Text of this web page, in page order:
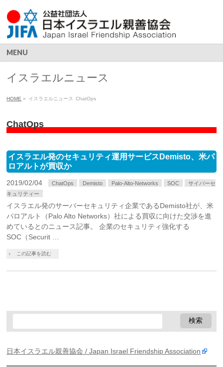
MENU
イスラエルニュース
HOME » イスラエルニュース ChatOps
ChatOps
イスラエル発のセキュリティ運用サービスDemisto、米パ
ロアルトが買収か
2019/02/04 ChatOps Demisto Palo-Alto-Networks SOC
サイバーセ
キュリティー
イスラエル発のサーバーセキュリティ企業であるDemisto社が、米
パロアルト（Palo Alto Networks）社による買収に向けた交渉を進
めているとのニュース記事。 企業のセキュリティ強化する
SOC（Securit …
この記事を読む
日本イスラエル親善協会 / Japan Israel Friendship Association